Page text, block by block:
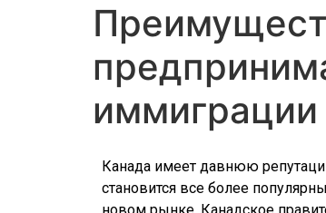
Канада имеет давнюю
становится все более